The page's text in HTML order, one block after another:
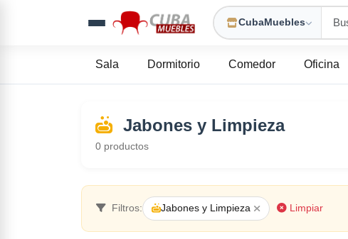
CubaMuebles
Sala Dormitorio Comedor Oficina
Jabones y Limpieza
0 productos
Filtros: Jabones y Limpieza Limpiar